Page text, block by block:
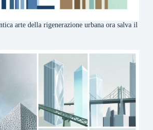
arte della rigenerazione urbana ora salva il